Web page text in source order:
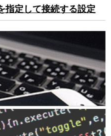
指定して接続する設定